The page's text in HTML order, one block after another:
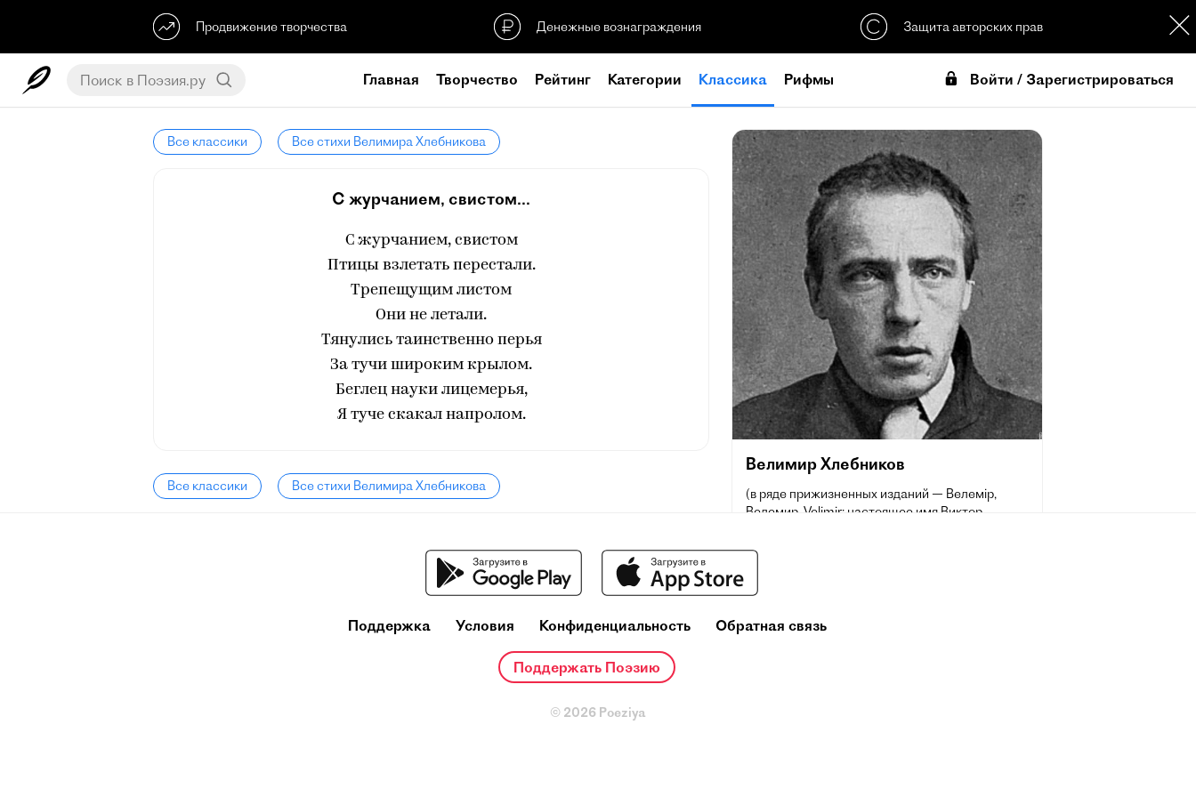
Продвижение творчества Денежные вознаграждения Защита авторских прав
Главная Творчество Рейтинг Категории Классика Рифмы Войти / Зарегистрироваться
Все классики Все стихи Велимира Хлебникова
С журчанием, свистом...
С журчанием, свистом
Птицы взлетать перестали.
Трепещущим листом
Они не летали.
Тянулись таинственно перья
За тучи широким крылом.
Беглец науки лицемерья,
Я туче скакал напролом.
Все классики Все стихи Велимира Хлебникова
Велимир Хлебников
(в ряде прижизненных изданий — Велемір,
Велемир, Velimir; настоящее имя Виктор
ноября] 1885 — 28 июня 1922) — русский поэт и
основоположников русского футуризма;
экспериментатор в области словотворчества и
Поддержка Условия Конфиденциальность Обратная связь
Поддержать Поэзию
© 2026 Poeziya